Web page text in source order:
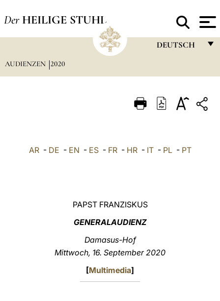
Der HEILIGE STUHL
DEUTSCH
ITALIANO
AUDIENZEN 2020
AR- DE - EN - ES- FR- HR- IT- PL- PT
PAPST FRANZISKUS
GENERALAUDIENZ
Damasus-Hof
Mittwoch, 16. September 2020
[Multimedia]